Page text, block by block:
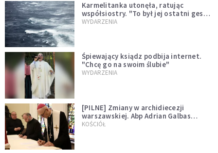
Karmelitanka utonęła, ratując
współsiostry. "To był jej ostatni gest
miłości"
WYDARZENIA
Śpiewający ksiądz podbija internet.
"Chcę go na swoim ślubie"
WYDARZENIA
[PILNE] Zmiany w archidiecezji
warszawskiej. Abp Adrian Galbas
wręczył dekrety nowym proboszczom
KOŚCIÓŁ